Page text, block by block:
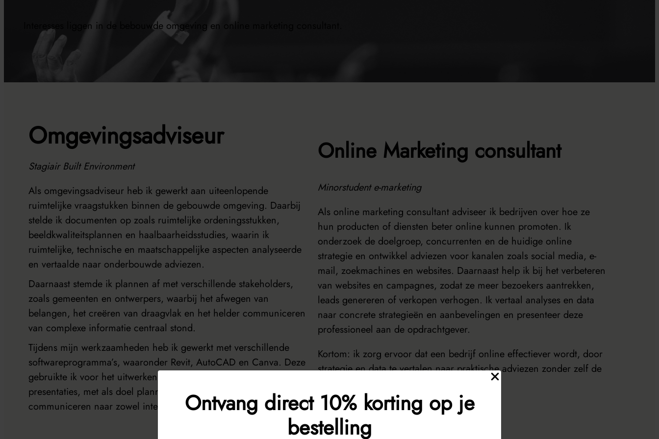
Ontvang direct 10% korting op je
bestelling
Interesses liggen in de bebouwde omgeving en online marketing consultant.
Omgevingsadviseur
Stagiair Built Environment
Als omgevingsadviseur heb ik gewerkt aan uiteenlopende
ruimtelijke vraagstukken binnen de gebouwde omgeving. Daarbij
stelde ik documenten op zoals ruimtelijke ordeningsstukken,
beeldkwaliteitsplannen en haalbaarheidsstudies, waarin ik
ruimtelijke, technische en maatschappelijke aspecten analyseerde
en vertaalde naar onderbouwde adviezen.
Daarnaast stemde ik plannen af met verschillende stakeholders,
zoals gemeenten en ontwerpers, waarbij het afwegen van
belangen, het creëren van draagvlak en het helder communiceren
van complexe informatie centraal stond.
Tijdens mijn werkzaamheden heb ik gewerkt met verschillende
softwareprogramma’s, waaronder Revit, AutoCAD en Canva. Deze
gebruikte ik voor het uitwerken van ontwerpen, visualisaties en
presentaties, met als doel plannen duidelijk en professioneel te
communiceren naar zowel interne als externe partijen.
Online Marketing consultant
Minorstudent e-marketing
Als online marketing consultant adviseer ik bedrijven over hoe ze
hun producten of diensten beter online kunnen promoten. Ik
onderzoek de doelgroep, concurrenten en de huidige online
strategie en ontwikkel adviezen voor kanalen zoals social media, e-
mail, zoekmachines en websites. Daarnaast help ik bij het verbeteren
van websites en campagnes, zodat ze meer bezoekers aantrekken,
leads genereren of verkopen verhogen. Ik vertaal analyses en data
naar concrete strategieën en aanbevelingen en presenteer deze
professioneel aan de opdrachtgever.
Kortom: ik zorg ervoor dat een bedrijf online effectiever wordt, door
strategie en data te vertalen naar praktische adviezen zonder zelf de